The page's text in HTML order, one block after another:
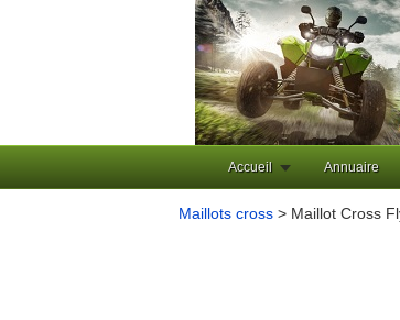
Accueil Annuaire
Maillots cross > Maillot Cross